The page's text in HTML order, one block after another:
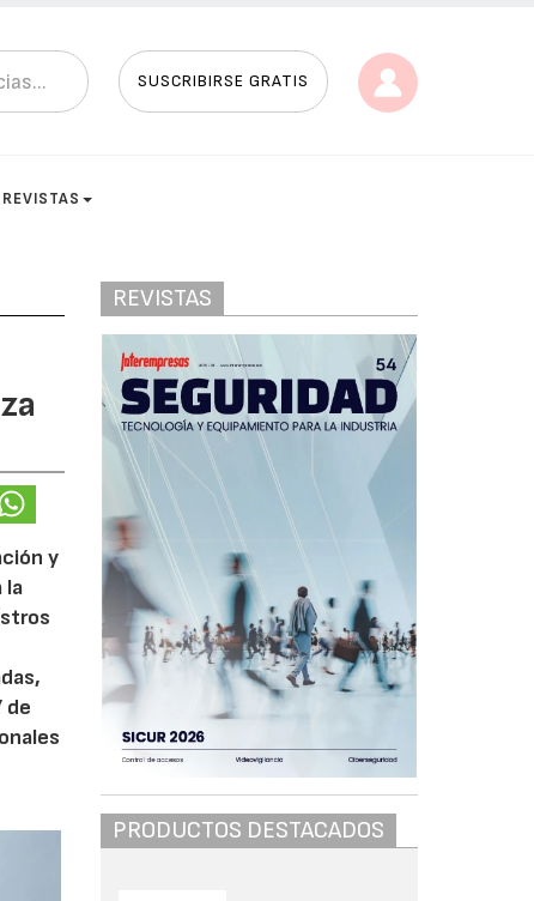
SUSCRIBIRSE GRATIS
REVISTAS
y
la
de
REVISTAS
PRODUCTOS DESTACADOS